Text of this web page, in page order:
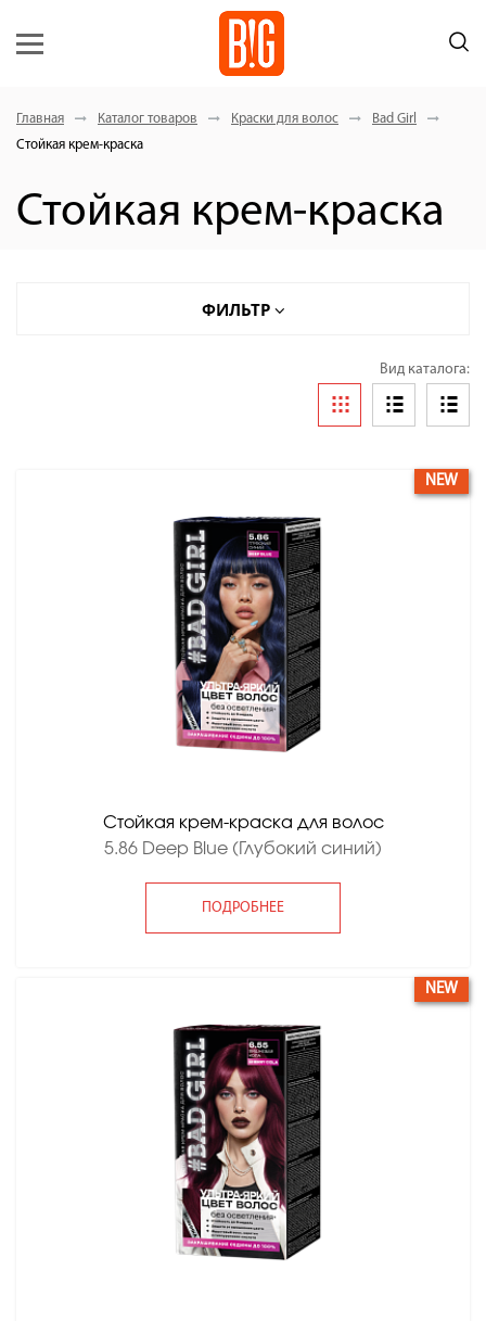
Главная Каталог товаров Краски для волос
Bad Girl
Стойкая крем-краска
Стойкая крем-краска
ФИЛЬТР
Вид каталога:
Стойкая крем-краска для волос
5.86 Deep Blue (Глубокий синий)
ПОДРОБНЕЕ
NEW
NEW